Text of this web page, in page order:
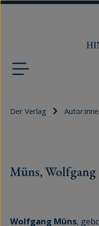
Der Verlag
Müns, Wolfgang
Wolfgang Müns,